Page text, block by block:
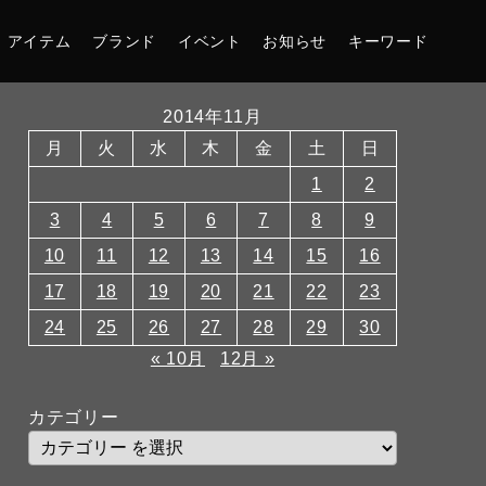
アイテム ブランド イベント お知らせ キーワード
2014年11月
月
火 水 木 金 土
日
1
2
3
4 5 6 7 8
9
10
11 12 13 14 15
16
17
18 19 20 21 22
23
24
25 26 27 28 29
30
« 10月
12月 »
カテゴリー